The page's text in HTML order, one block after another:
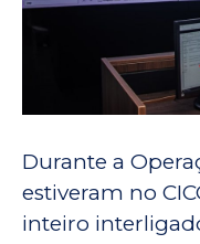
Durante a
estiveram no
inteiro